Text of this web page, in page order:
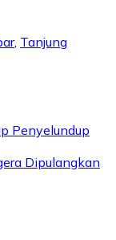
, Tanjung
Penyelundup
Dipulangkan